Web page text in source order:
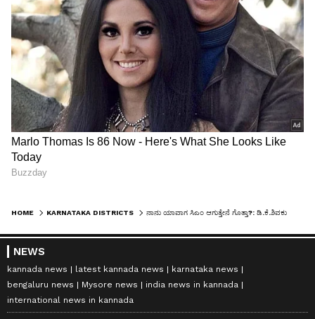
HOME KARNATAKA DISTRICTS
NEWS
kannada news latest kannada news
karnataka news
bengaluru news
Mysore news
india news in kannada
international news in kannada